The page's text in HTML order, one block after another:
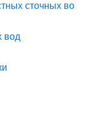
сточных во
вод